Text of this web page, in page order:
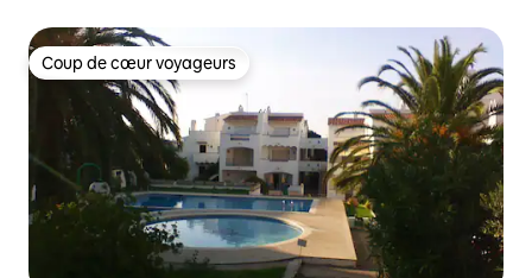
Coup de cœur voyageurs
Coup de cœur voyageurs